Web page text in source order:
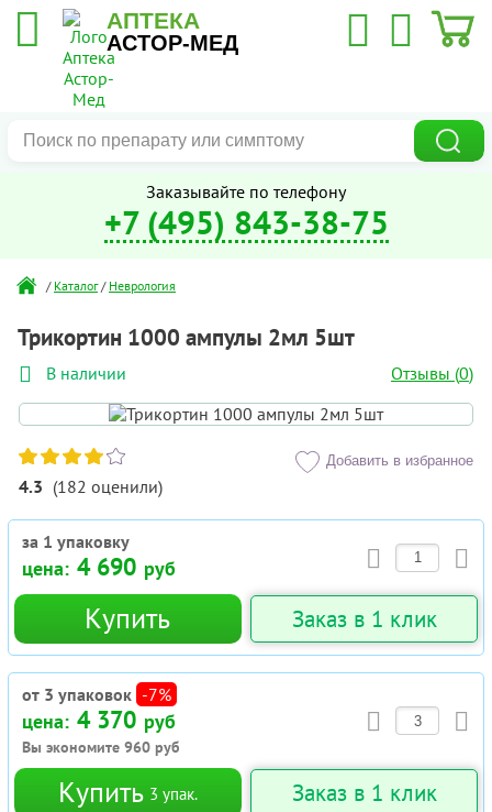
АПТЕКА
АСТОР-МЕД
Заказывайте по телефону
+7 (495) 843-38-75
/ Каталог / Неврология
Трикортин 1000 ампулы 2мл 5шт
В наличии Отзывы (0)
4.3 (182 оценили)
Добавить в избранное
за 1 упаковку
цена: 4 690 руб
Купить Заказ в 1 клик
от 3 упаковок -7%
цена: 4 370 руб
Вы экономите 960 руб
Купить 3 упак. Заказ в 1 клик